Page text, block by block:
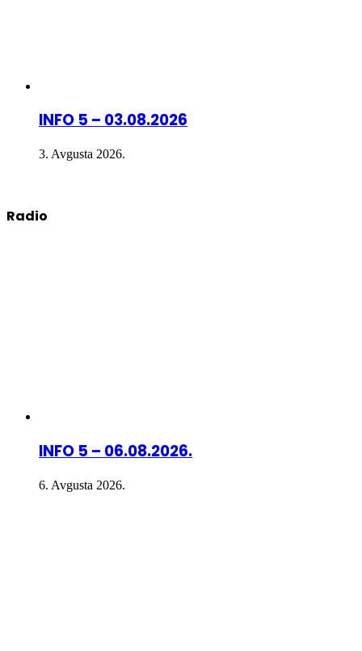
INFO 5 – 03.08.2026
3. Avgusta 2026.
Radio
INFO 5 – 06.08.2026.
6. Avgusta 2026.